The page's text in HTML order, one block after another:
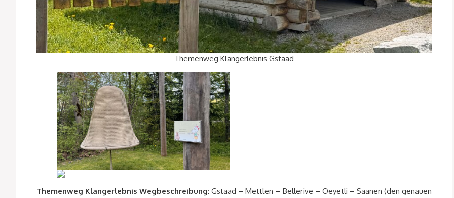
Themenweg Klangerlebnis Gstaad
Themenweg Klangerlebnis Wegbeschreibung: Gstaad – Mettlen – Bellerive – Oeyetli – Saanen (den genauen